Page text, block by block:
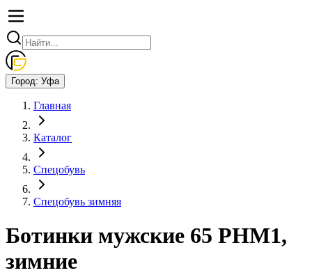
Город: Уфа
Главная
Каталог
Спецобувь
Спецобувь зимняя
Ботинки мужские 65 РНМ1,
зимние